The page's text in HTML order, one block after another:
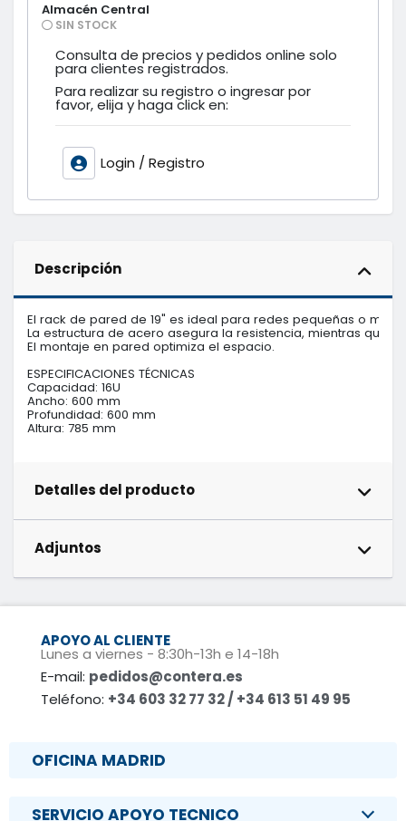
Almacén Central
SIN STOCK
Consulta de precios y pedidos online solo
para clientes registrados.
Para realizar su registro o ingresar por
favor, elija y haga click en:
Login / Registro
Descripción
El rack de pared de 19" es ideal para redes pequeñas o
La estructura de acero asegura la resistencia, mientras que
El montaje en pared optimiza el espacio.
ESPECIFICACIONES TÉCNICAS
Capacidad: 16U
Ancho: 600 mm
Profundidad: 600 mm
Altura: 785 mm
Detalles del producto
Adjuntos
APOYO AL CLIENTE
Lunes a viernes - 8:30h-13h e 14-18h
E-mail: pedidos@contera.es
Teléfono: +34 603 32 77 32 / +34 613 51 49 95
OFICINA MADRID
SERVICIO APOYO TECNICO